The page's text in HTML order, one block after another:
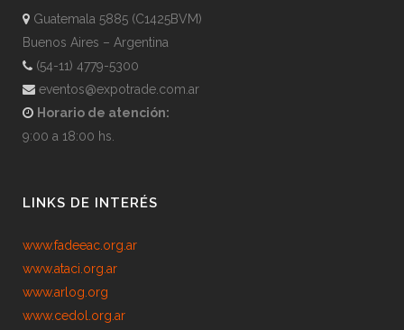
Guatemala 5885 (C1425BVM)
Buenos Aires – Argentina
(54-11) 4779-5300
eventos@expotrade.com.ar
Horario de atención:
9:00 a 18:00 hs.
LINKS DE INTERÉS
www.fadeeac.org.ar
www.ataci.org.ar
www.arlog.org
www.cedol.org.ar